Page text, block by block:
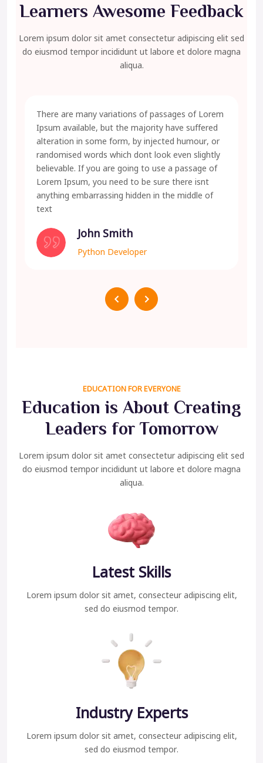
Learners Awesome Feedback
Lorem ipsum dolor sit amet consectetur adipiscing elit sed
do eiusmod tempor incididunt ut labore et dolore magna
aliqua.
There are many variations of passages of Lorem
Ipsum available, but the majority have suffered
alteration in some form, by injected humour, or
randomised words which dont look even slightly
believable. If you are going to use a passage of
Lorem Ipsum, you need to be sure there isnt
anything embarrassing hidden in the middle of
text
John Smith
Python Developer
EDUCATION FOR EVERYONE
Education is About Creating
Leaders for Tomorrow
Lorem ipsum dolor sit amet consectetur adipiscing elit sed
do eiusmod tempor incididunt ut labore et dolore magna
aliqua.
Latest Skills
Lorem ipsum dolor sit amet, consecteur adipiscing elit,
sed do eiusmod tempor.
Industry Experts
Lorem ipsum dolor sit amet, consecteur adipiscing elit,
sed do eiusmod tempor.